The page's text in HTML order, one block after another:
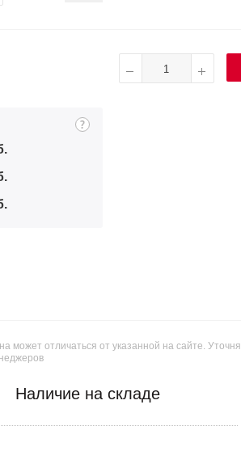
может отличаться от указанной на сайте.
Наличие на складе